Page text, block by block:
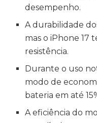
desempenho.
A durabilidade
mas o iPhone 17
resistência.
Durante o uso
modo de
bateria em até
A eficiência do